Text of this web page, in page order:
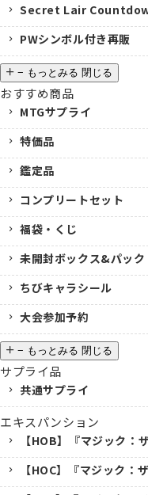
Secret Lair
PWシンボル付き再販
− もっとみる 閉じる
おすすめ商品
MTGサプライ
特価品
鑑定品
コンプリートセット
福袋・くじ
未開封ボックス&パック
ちびキャラシール
大会参加予約
− もっとみる 閉じる
サプライ品
共通サプライ
エキスパンション
【HOB】『マジック：
【HOC】『マジック：